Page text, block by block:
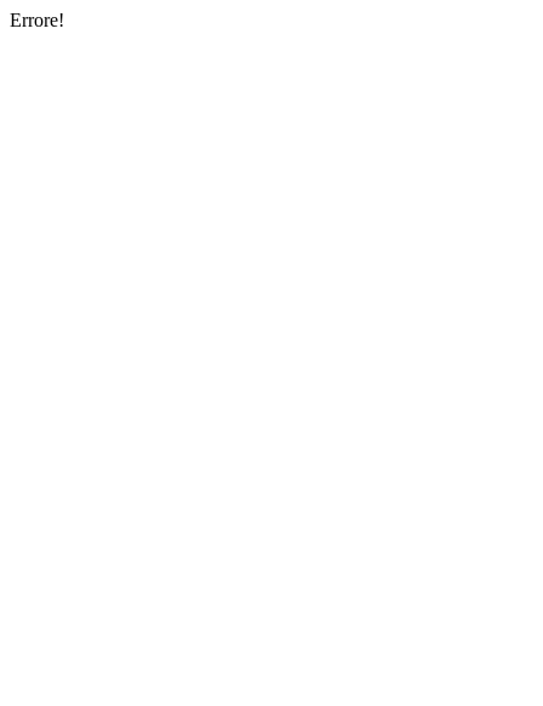
Errore!